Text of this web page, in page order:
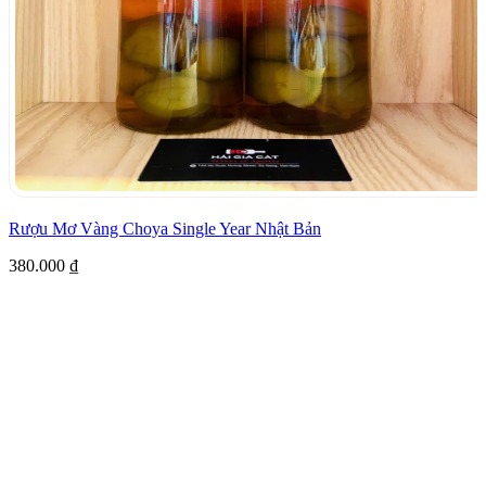
Rượu Mơ Vàng Choya Single Year Nhật Bản
380.000 ₫